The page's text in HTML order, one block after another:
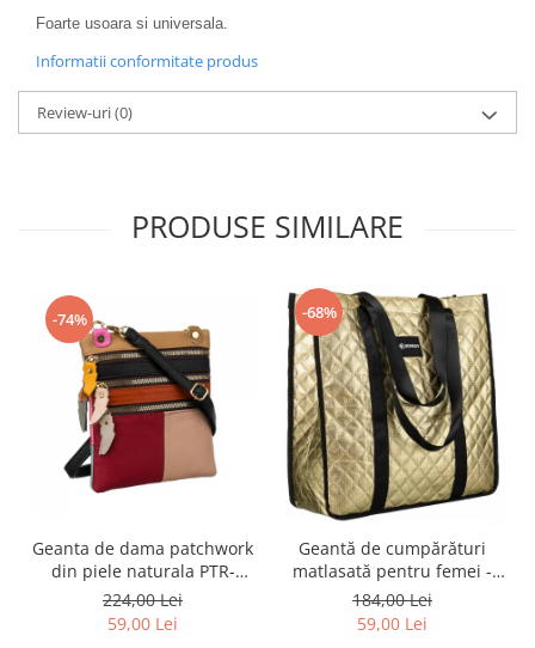
Foarte usoara si universala.
Informatii conformitate produs
Review-uri(0)
PRODUSE SIMILARE
-74%
Geanta de dama patchwork
din piele naturala PTR-
1718-SKL-6922 MULTI
224,00 Lei
59,00 Lei
-68%
Geantă de cumpărături
matlasată pentru femei -
Rovicky PTR-RSPV-001P-
5277 GOLD
184,00 Lei
59,00 Lei